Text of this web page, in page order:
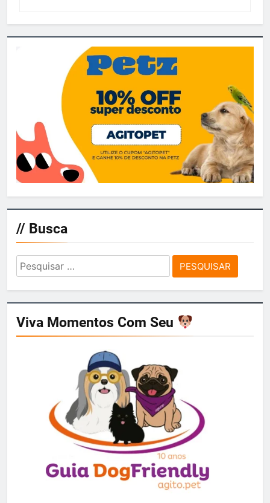
// Busca
Pesquisar
por:
Viva Momentos Com Seu